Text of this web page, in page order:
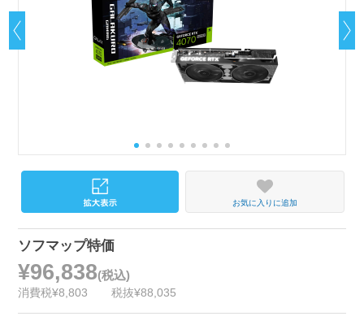
お気に入りに追加
ソフマップ特価
¥96,838(税込)
消費税¥8,803 税抜¥88,035